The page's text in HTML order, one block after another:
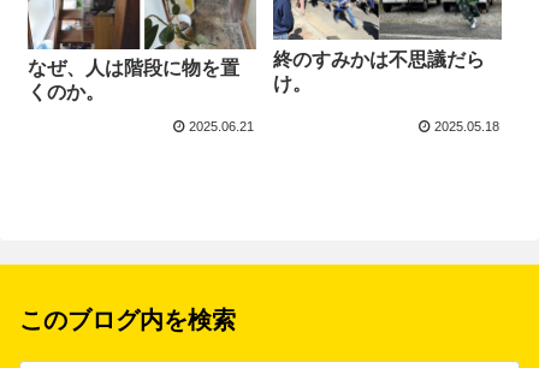
なぜ、人は階段に物を置
くのか。
2025.06.21
終のすみかは不思議だら
け。
2025.05.18
このブログ内を検索